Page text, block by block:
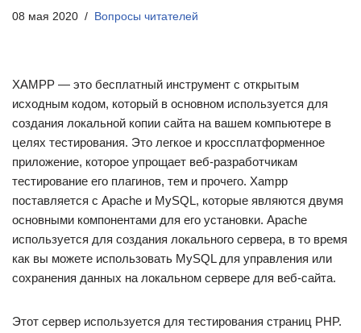
08 мая 2020 Вопросы читателей
XAMPP — это бесплатный инструмент с открытым
исходным кодом, который в основном используется для
создания локальной копии сайта на вашем компьютере в
целях тестирования. Это легкое и кроссплатформенное
приложение, которое упрощает веб-разработчикам
тестирование его плагинов, тем и прочего. Xampp
поставляется с Apache и MySQL, которые являются двумя
основными компонентами для его установки. Apache
используется для создания локального сервера, в то время
как вы можете использовать MySQL для управления или
сохранения данных на локальном сервере для веб-сайта.
Этот сервер используется для тестирования страниц PHP.